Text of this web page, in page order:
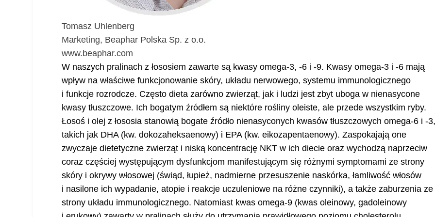
Tomasz Uhlenberg
Marketing, Beaphar Polska Sp. z o.o.
www.beaphar.com
W naszych pralinach z łososiem zawarte są kwasy omega-3, -6 i -9. Kwasy omega-3 i -6 mają
wpływ na właściwe funkcjonowanie skóry, układu nerwowego, systemu immunologicznego
i funkcje rozrodcze. Często dieta zarówno zwierząt, jak i ludzi jest zbyt uboga w nienasycone
kwasy tłuszczowe. Ich bogatym źródłem są niektóre rośliny oleiste, ale przede wszystkim ryby.
Łosoś i olej z łososia stanowią bogate źródło nienasyconych kwasów tłuszczowych omega-6 i -
takich jak DHA (kw. dokozaheksaenowy) i EPA (kw. eikozapentaenowy). Zaspokajają one
zwyczaje dietetyczne zwierząt i niską koncentrację NKT w ich diecie oraz wychodzą naprzeciw
coraz częściej występującym dysfunkcjom manifestującym się różnymi symptomami ze strony
skóry i okrywy włosowej (świąd, łupież, nadmierne przesuszenie naskórka, łamliwość włosów
i nasilone ich wypadanie, atopie i reakcje uczuleniowe na różne czynniki), a także zaburzenia ze
strony układu immunologicznego. Natomiast kwas omega-9 (kwas oleinowy, gadoleinowy